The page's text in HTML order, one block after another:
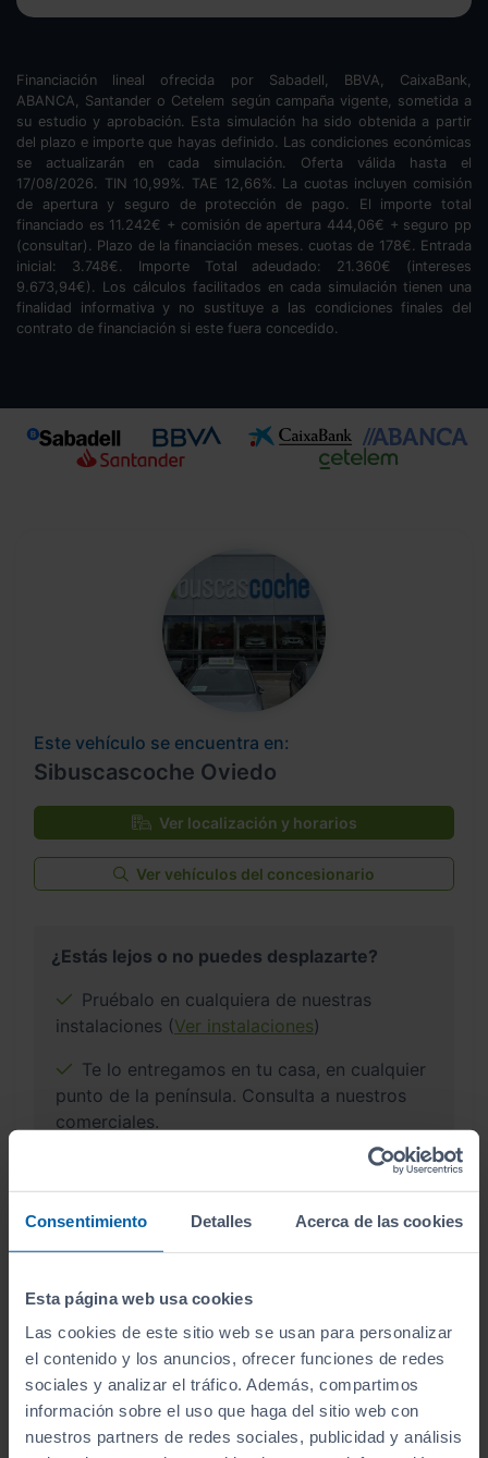
Consentimiento Detalles Acerca de las cookies
Esta página web usa cookies
Las cookies de este sitio web se usan para personalizar
el contenido y los anuncios, ofrecer funciones de redes
sociales y analizar el tráfico. Además, compartimos
información sobre el uso que haga del sitio web con
nuestros partners de redes sociales, publicidad y análisis
Financiación lineal ofrecida por Sabadell, BBVA, CaixaBank,
ABANCA, Santander o Cetelem según campaña vigente, sometida a
su estudio y aprobación. Esta simulación ha sido obtenida a partir
del plazo e importe que hayas definido. Las condiciones económicas
se actualizarán en cada simulación. Oferta válida hasta el
17/08/2026. TIN 10,99%. TAE 12,66%. La cuotas incluyen comisión
de apertura y seguro de protección de pago. El importe total
financiado es 11.242€ + comisión de apertura 444,06€ + seguro pp
(consultar). Plazo de la financiación meses. cuotas de 178€. Entrada
inicial: 3.748€. Importe Total adeudado: 21.360€ (intereses
9.673,94€). Los cálculos facilitados en cada simulación tienen una
finalidad informativa y no sustituye a las condiciones finales del
contrato de financiación si este fuera concedido.
Este vehículo se encuentra en:
Sibuscascoche Oviedo
Ver localización y horarios
Ver vehículos del concesionario
¿Estás lejos o no puedes desplazarte?
Pruébalo en cualquiera de nuestras
instalaciones (Ver instalaciones)
Te lo entregamos en tu casa, en cualquier
punto de la península. Consulta a nuestros
comerciales.
¿Por qué comprar en Sibuscascoche?
Compra tu coche con confianza
Vehículos revisados